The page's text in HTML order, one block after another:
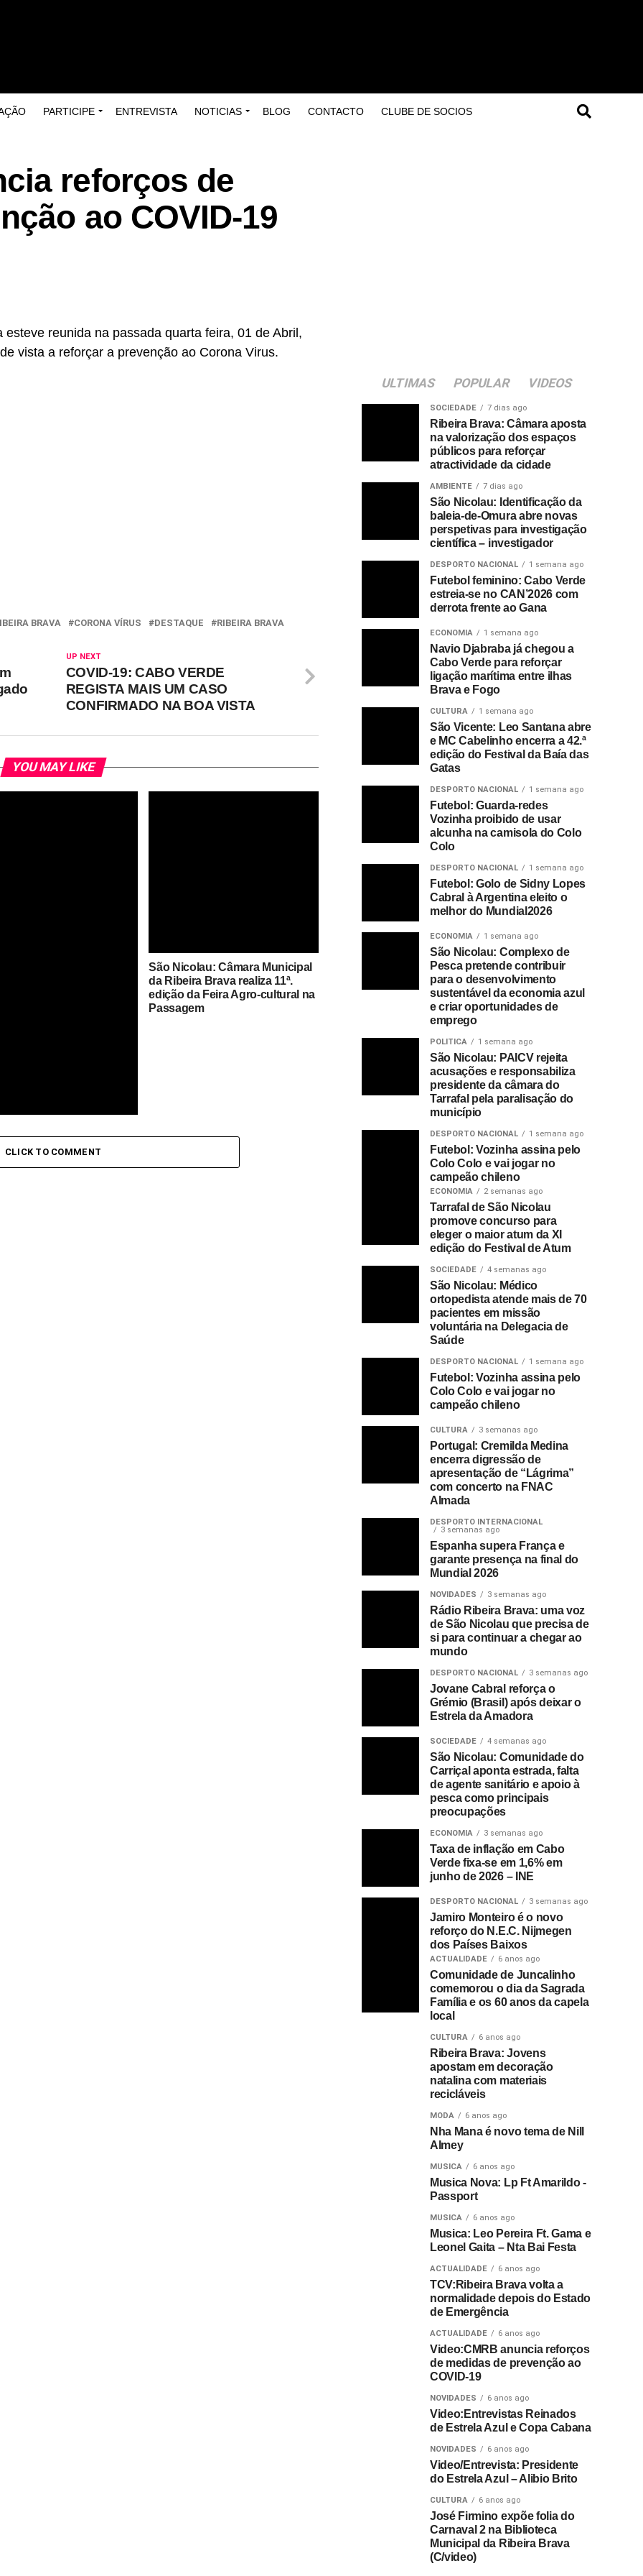
PARTICIPE ENTREVISTA NOTICIAS BLOG CONTACTO CLUBE DE SOCIOS
reforços de
ao COVID-19
reunida na passada quarta feira, 01 de Abril,
vista a reforçar a prevenção ao Corona Virus.
BRAVA CORONA VÍRUS DESTAQUE RIBEIRA BRAVA
UP NEXT
COVID-19: CABO VERDE
REGISTA MAIS UM CASO
CONFIRMADO NA BOA VISTA
YOU MAY LIKE
São Nicolau: Câmara do Tarrafal
lança obra de requalificação da
Rotcha Scribida
Câmara da Ribeira
realiza gala para
desportistas do
São Nicolau: Câmara Municipal
da Ribeira Brava realiza 11ª.
edição da Feira Agro-cultural na
Passagem
CLICK TO COMMENT
ULTIMAS POPULAR VIDEOS
SOCIEDADE 7 dias ago
Ribeira Brava: Câmara aposta
na valorização dos espaços
públicos para reforçar
atractividade da cidade
AMBIENTE 7 dias ago
São Nicolau: Identificação da
baleia-de-Omura abre novas
perspetivas para investigação
científica – investigador
DESPORTO NACIONAL 1 semana ago
Futebol feminino: Cabo Verde
estreia-se no CAN’2026 com
derrota frente ao Gana
ECONOMIA 1 semana ago
Navio Djabraba já chegou a
Cabo Verde para reforçar
ligação marítima entre ilhas
Brava e Fogo
CULTURA 1 semana ago
São Vicente: Leo Santana abre
e MC Cabelinho encerra a 42.ª
edição do Festival da Baía das
Gatas
DESPORTO NACIONAL 1 semana ago
Futebol: Guarda-redes
Vozinha proibido de usar
alcunha na camisola do Colo
Colo
DESPORTO NACIONAL 1 semana ago
Futebol: Golo de Sidny Lopes
Cabral à Argentina eleito o
melhor do Mundial2026
ECONOMIA 1 semana ago
São Nicolau: Complexo de
Pesca pretende contribuir
para o desenvolvimento
sustentável da economia azul
e criar oportunidades de
emprego
POLITICA 1 semana ago
São Nicolau: PAICV rejeita
acusações e responsabiliza
presidente da câmara do
Tarrafal pela paralisação do
município
DESPORTO NACIONAL 1 semana ago
Futebol: Vozinha assina pelo
Colo Colo e vai jogar no
campeão chileno
ECONOMIA 2 semanas ago
Tarrafal de São Nicolau
promove concurso para
eleger o maior atum da XI
edição do Festival de Atum
SOCIEDADE 4 semanas ago
São Nicolau: Médico
ortopedista atende mais de 70
pacientes em missão
voluntária na Delegacia de
Saúde
DESPORTO NACIONAL 1 semana ago
Futebol: Vozinha assina pelo
Colo Colo e vai jogar no
campeão chileno
CULTURA 3 semanas ago
Portugal: Cremilda Medina
encerra digressão de
apresentação de “Lágrima”
com concerto na FNAC
Almada
DESPORTO INTERNACIONAL
3 semanas ago
Espanha supera França e
garante presença na final do
Mundial 2026
NOVIDADES 3 semanas ago
Rádio Ribeira Brava: uma voz
de São Nicolau que precisa de
si para continuar a chegar ao
mundo
DESPORTO NACIONAL 3 semanas ago
Jovane Cabral reforça o
Grémio (Brasil) após deixar o
Estrela da Amadora
SOCIEDADE 4 semanas ago
São Nicolau: Comunidade do
Carriçal aponta estrada, falta
de agente sanitário e apoio à
pesca como principais
preocupações
ECONOMIA 3 semanas ago
Taxa de inflação em Cabo
Verde fixa-se em 1,6% em
junho de 2026 – INE
DESPORTO NACIONAL 3 semanas ago
Jamiro Monteiro é o novo
reforço do N.E.C. Nijmegen
dos Países Baixos
ACTUALIDADE 6 anos ago
Comunidade de Juncalinho
comemorou o dia da Sagrada
Família e os 60 anos da capela
local
CULTURA 6 anos ago
Ribeira Brava: Jovens
apostam em decoração
natalina com materiais
recicláveis
MODA 6 anos ago
Nha Mana é novo tema de Nill
Almey
MUSICA 6 anos ago
Musica Nova: Lp Ft Amarildo -
Passport
MUSICA 6 anos ago
Musica: Leo Pereira Ft. Gama e
Leonel Gaita – Nta Bai Festa
ACTUALIDADE 6 anos ago
TCV:Ribeira Brava volta a
normalidade depois do Estado
de Emergência
ACTUALIDADE 6 anos ago
Video:CMRB anuncia reforços
de medidas de prevenção ao
COVID-19
NOVIDADES 6 anos ago
Video:Entrevistas Reinados
de Estrela Azul e Copa Cabana
NOVIDADES 6 anos ago
Video/Entrevista: Presidente
do Estrela Azul – Alibio Brito
CULTURA 6 anos ago
José Firmino expõe folia do
Carnaval 2 na Biblioteca
Municipal da Ribeira Brava
(C/video)